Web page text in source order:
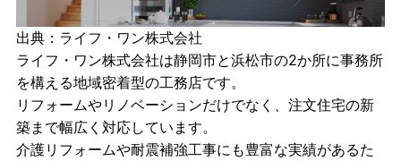
出典： ライフ・ワン株式会社
ライフ・ワン株式会社は静岡市と浜松市の2か所に事務所
を構える地域密着型の工務店です。
リフォームやリノベーションだけでなく、注文住宅の新
築まで幅広く対応しています。
介護リフォームや耐震補強工事にも豊富な実績があるた